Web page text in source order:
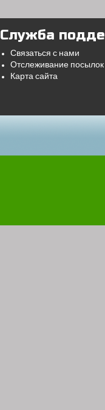
Служба
Связаться с нами
Отслеживание посылок
Карта сайта